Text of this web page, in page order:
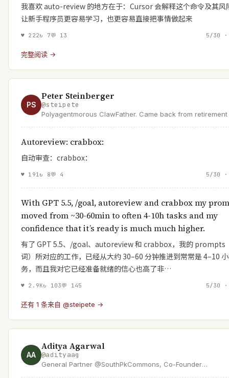
我喜欢 auto-review 的地方在于：Cursor 会解释这个命令及其风
让新手程序员更容易学习，也更容易直接把事情做起来
♥ 222↻ 7💬 13 5/30
完整阅读 →
PS
Peter Steinberger
@steipete
Polyagentmorous ClawFather. Came back from retirement
Autoreview: crabbox:
自动审查：crabbox：
♥ 191↻ 8💬 4 5/30
With GPT 5.5, /goal, autoreview and crabbox my
moved from ~30-60min to often 4-10h tasks and my
confidence that it’s ready is much much higher.
有了 GPT 5.5、/goal、autoreview 和 crabbox，我的 prompts
词）所对应的工作，已经从大约 30–60 分钟推进到常常是 4–10
务，而且我对它已经准备就绪的信心也高了非…
♥ 2.9K↻ 103💬 145 5/30
还有 1 条来自 @steipete →
AA
Aditya Agarwal
@adityaag
General Partner @SouthPkCommons, Co-Founder